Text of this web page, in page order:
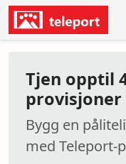
Tjen opptil
provisjoner
Bygg en
med